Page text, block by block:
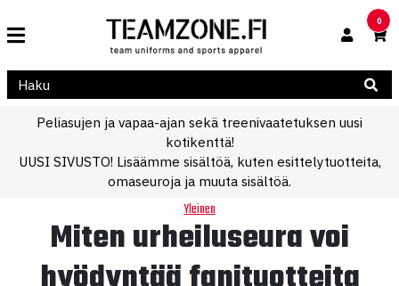
0
Peliasujen ja vapaa-ajan sekä treenivaatetuksen uusi
kotikenttä!
UUSI SIVUSTO! Lisäämme sisältöä, kuten esittelytuotteita,
omaseuroja ja muuta sisältöä.
Yleinen
Miten urheiluseura voi